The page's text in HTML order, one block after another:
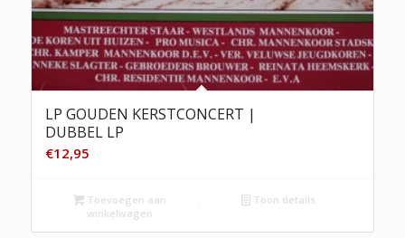
LP GOUDEN KERSTCONCERT |
DUBBEL LP
€12,95
Toevoegen aan
winkelwagen
Toon details